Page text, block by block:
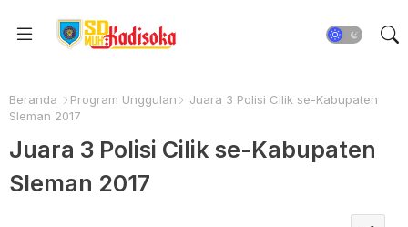
Beranda Program Unggulan
Juara 3 Polisi Cilik se-Kabupaten
Sleman 2017
Juara 3 Polisi Cilik se-Kabupaten
Sleman 2017